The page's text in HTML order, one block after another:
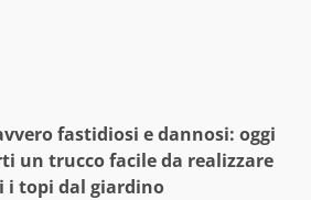
fastidiosi e dannosi: oggi
un trucco facile da realizzare
i topi dal giardino